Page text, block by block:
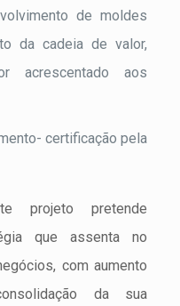
de moldes
da cadeia de valor,
acrescentado aos
certificação pela
projeto pretende
que assenta no
com aumento
da sua